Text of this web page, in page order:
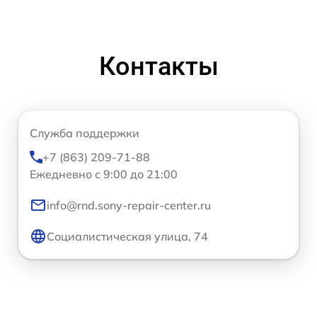
Контакты
Служба поддержки
+7 (863) 209-71-88
Ежедневно с 9:00 до 21:00
info@rnd.sony-repair-center.ru
Социалистическая улица, 74